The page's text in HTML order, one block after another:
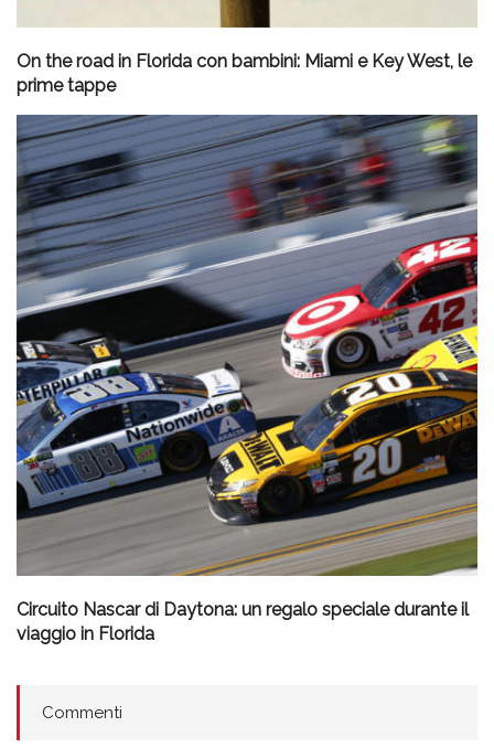
On the road in Florida con bambini: Miami e Key West, le
prime tappe
Circuito Nascar di Daytona: un regalo speciale durante il
viaggio in Florida
Commenti